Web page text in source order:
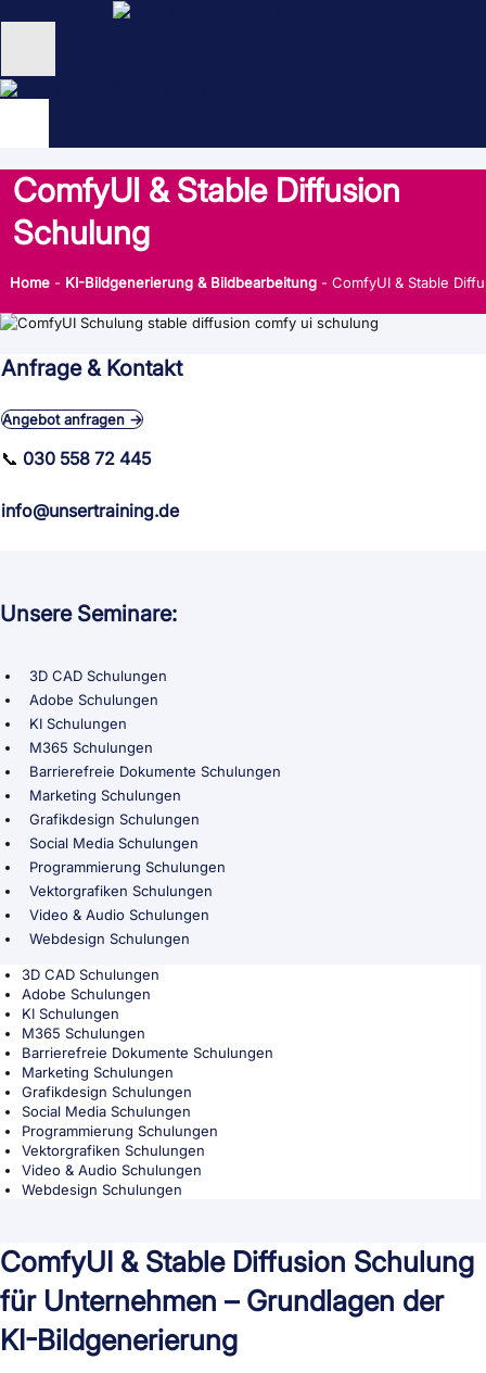
Inhalt
Unternehmen
NEU: KI Schulungen
unsertraining Blog
ComfyUI & Stable Diffusion
Schulung
Home - KI-Bildgenerierung & Bildbearbeitung - ComfyUI & Stable
Anfrage & Kontakt
Angebot anfragen →
📞 030 558 72 445
info@unsertraining.de
Unsere Seminare:
3D CAD Schulungen
Adobe Schulungen
KI Schulungen
M365 Schulungen
Barrierefreie Dokumente Schulungen
Marketing Schulungen
Grafikdesign Schulungen
Social Media Schulungen
Programmierung Schulungen
Vektorgrafiken Schulungen
Video & Audio Schulungen
Webdesign Schulungen
3D CAD Schulungen
Adobe Schulungen
KI Schulungen
M365 Schulungen
Barrierefreie Dokumente Schulungen
Marketing Schulungen
Grafikdesign Schulungen
Social Media Schulungen
Programmierung Schulungen
Vektorgrafiken Schulungen
Video & Audio Schulungen
Webdesign Schulungen
ComfyUI & Stable Diffusion Schulung
für Unternehmen – Grundlagen der
KI-Bildgenerierung